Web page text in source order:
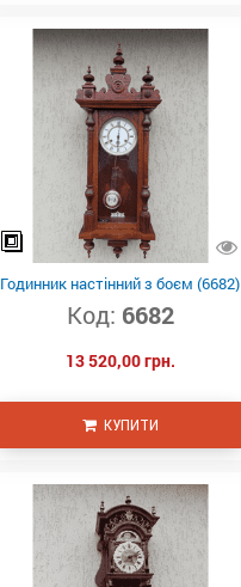
Годинник настінний з боєм (6682)
Код: 6682
13 520,00 грн.
КУПИТИ